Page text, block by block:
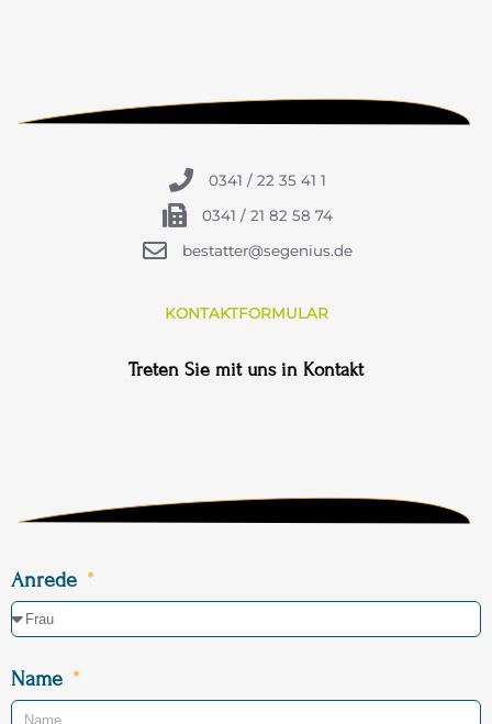
0341 / 22 35 41 1
0341 / 21 82 58 74
bestatter@segenius.de
KONTAKTFORMULAR
Treten Sie mit uns in Kontakt
Anrede
Name